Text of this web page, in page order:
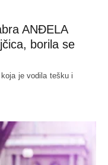
ANĐELA
borila se
je vodila tešku i